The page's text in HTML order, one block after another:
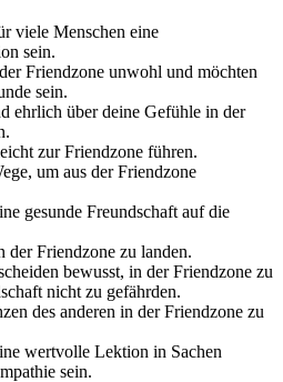
viele Menschen eine
sein.
Friendzone unwohl und möchten
sein.
ehrlich über deine Gefühle in der
zur Friendzone führen.
um aus der Friendzone
gesunde Freundschaft auf die
der Friendzone zu landen.
bewusst, in der Friendzone zu
nicht zu gefährden.
des anderen in der Friendzone zu
wertvolle Lektion in Sachen
sein.